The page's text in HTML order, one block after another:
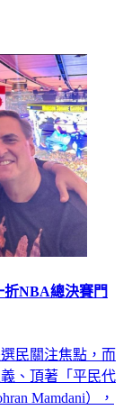
Gaudí）的
NBA總決賽門
民關注焦點，而
、頂著「平民代